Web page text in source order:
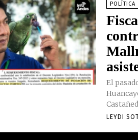
POLÍTICA
El
LEYDI